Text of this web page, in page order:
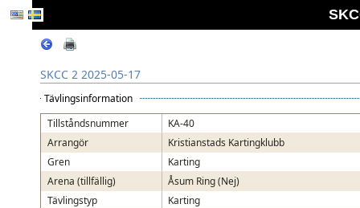
SKCC 2 2025-05-17
Tävlingsinformation
Tillståndsnummer
KA-40
Arrangör
Kristianstads Kartingklubb
Gren
Karting
Arena (tillfällig)
Åsum Ring (Nej)
Tävlingstyp
Karting